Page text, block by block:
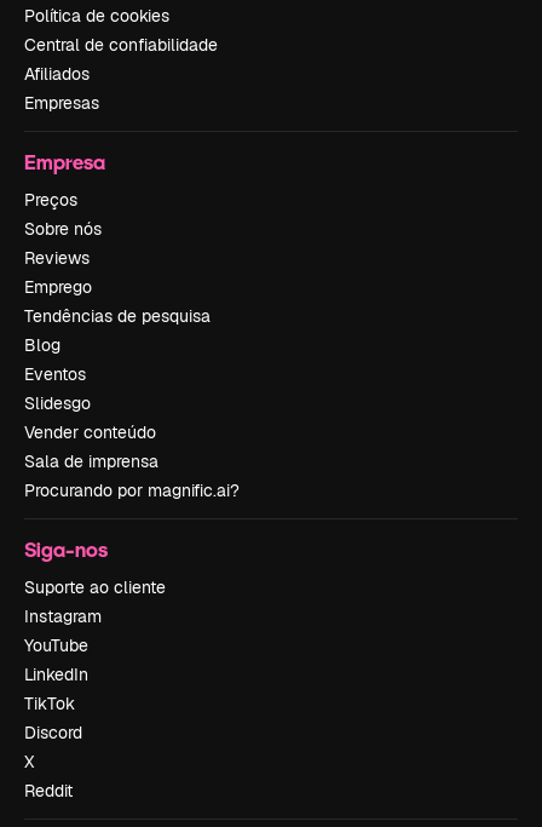
Política de cookies
Central de confiabilidade
Afiliados
Empresas
Empresa
Preços
Sobre nós
Reviews
Emprego
Tendências de pesquisa
Blog
Eventos
Slidesgo
Vender conteúdo
Sala de imprensa
Procurando por magnific.ai?
Siga-nos
Suporte ao cliente
Instagram
YouTube
LinkedIn
TikTok
Discord
X
Reddit